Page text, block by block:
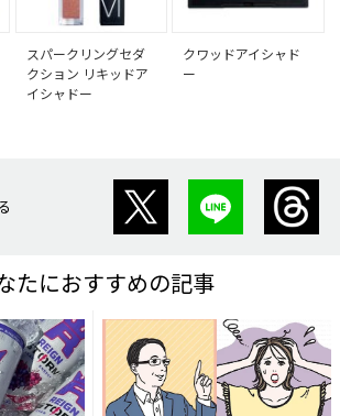
スパークリングセダ
クション リキッドア
イシャドー
クワッドアイシャド
ー
たにおすすめの記事